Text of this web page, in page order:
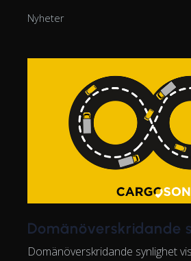
Nyheter
Domänöverskridande
Domänöverskridande synlighet